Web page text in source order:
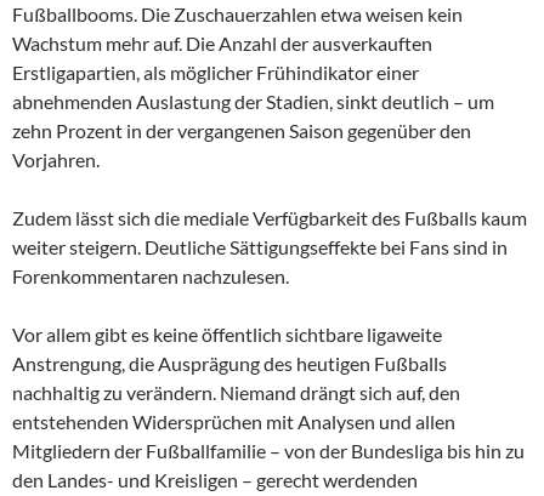
Fußballbooms. Die Zuschauerzahlen etwa weisen kein
Wachstum mehr auf. Die Anzahl der ausverkauften
Erstligapartien, als möglicher Frühindikator einer
abnehmenden Auslastung der Stadien, sinkt deutlich – um
zehn Prozent in der vergangenen Saison gegenüber den
Vorjahren.
Zudem lässt sich die mediale Verfügbarkeit des Fußballs kaum
weiter steigern. Deutliche Sättigungseffekte bei Fans sind in
Forenkommentaren nachzulesen.
Vor allem gibt es keine öffentlich sichtbare ligaweite
Anstrengung, die Ausprägung des heutigen Fußballs
nachhaltig zu verändern. Niemand drängt sich auf, den
entstehenden Widersprüchen mit Analysen und allen
Mitgliedern der Fußballfamilie – von der Bundesliga bis hin zu
den Landes- und Kreisligen – gerecht werdenden